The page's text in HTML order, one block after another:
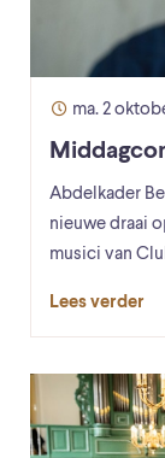
ma. 2
Abdelkader
nieuwe draai
musici van
Lees verder